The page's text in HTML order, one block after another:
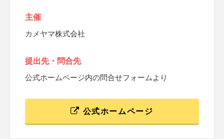
主催
カメヤマ株式会社
提出先・問合先
公式ホームページ内の問合せフォームより
公式ホームページ